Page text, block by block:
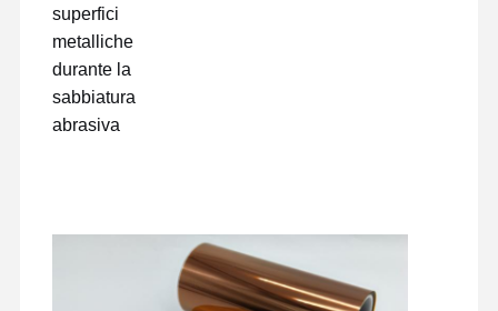
superfici
metalliche
durante la
sabbiatura
abrasiva